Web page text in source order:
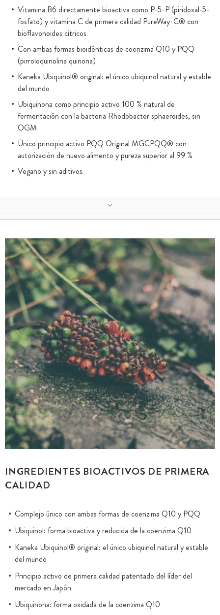
Vitamina B6 directamente bioactiva como P-5-P (piridoxal-5-
fosfato) y vitamina C de primera calidad PureWay-C® con
bioflavonoides cítricos
Con ambas formas bioidénticas de coenzima Q10 y PQQ
(pirroloquinolina quinona)
Kaneka Ubiquinol® original: el único ubiquinol natural y estable
del mundo
Ubiquinona como principio activo 100 % natural de
fermentación con la bacteria Rhodobacter sphaeroides, sin
OGM
Único principio activo PQQ Original MGCPQQ® con
autorización de nuevo alimento y pureza superior al 99 %
Vegano y sin aditivos
INGREDIENTES BIOACTIVOS DE PRIMERA
CALIDAD
Complejo único con ambas formas de coenzima Q10 y PQQ
Ubiquinol: forma bioactiva y reducida de la coenzima Q10
Kaneka Ubiquinol® original: el único ubiquinol natural y estable
del mundo
Principio activo de primera calidad patentado del líder del
mercado en Japón
Ubiquinona: forma oxidada de la coenzima Q10